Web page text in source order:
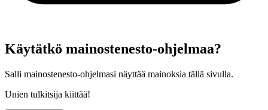
Käytätkö mainostenesto-ohjelmaa?
Salli mainostenesto-ohjelmasi näyttää mainoksia tällä sivulla.
Unien tulkitsija kiittää!